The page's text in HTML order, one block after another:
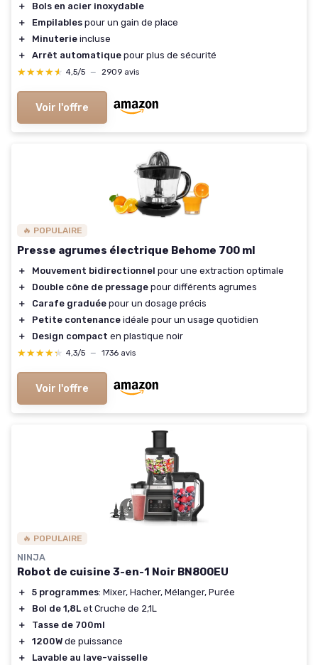
＋
Bols en acier inoxydable
＋
Empilables pour un gain de place
＋
Minuterie incluse
＋
Arrêt automatique pour plus de sécurité
★★★★★
★★★★★ 4,5/5 — 2909 avis
Voir l'offre
🔥 POPULAIRE
Presse agrumes électrique Behome 700 ml
＋ Mouvement bidirectionnel pour une extraction optimale
＋
Double cône de pressage pour différents agrumes
＋
Carafe graduée pour un dosage précis
＋
Petite contenance idéale pour un usage quotidien
＋
Design compact en plastique noir
★★★★★
★★★★★ 4,3/5 — 1736 avis
Voir l'offre
🔥 POPULAIRE
NINJA
Robot de cuisine 3-en-1 Noir BN800EU
＋ 5 programmes: Mixer, Hacher, Mélanger, Purée
＋
Bol de 1,8L et Cruche de 2,1L
＋
Tasse de 700ml
＋
1200W de puissance
＋
Lavable au lave-vaisselle